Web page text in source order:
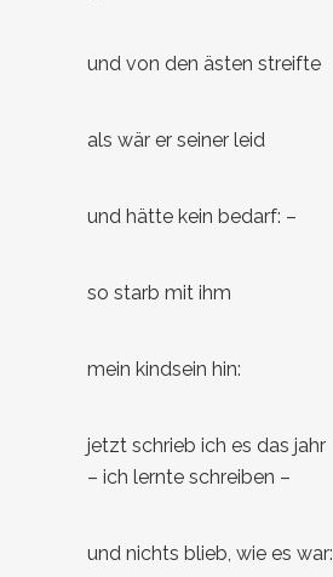
und von den ästen streifte
als wär er seiner leid
und hätte kein bedarf: –
so starb mit ihm
mein kindsein hin:
jetzt schrieb ich es das jahr
– ich lernte schreiben –
und nichts blieb, wie es war: